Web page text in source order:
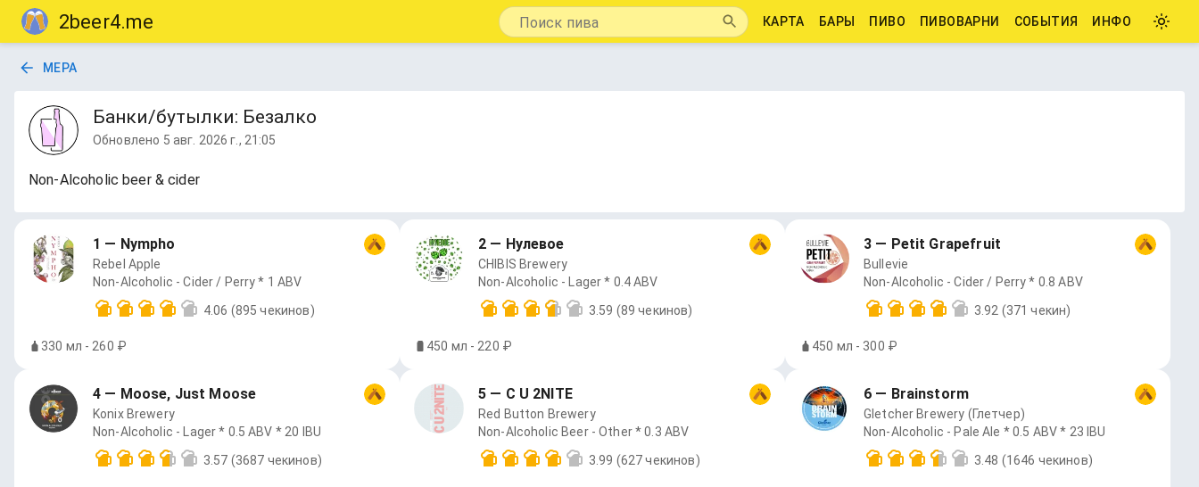
2beer4.me КАРТА БАРЫ ПИВО ПИВОВАРНИ СОБЫТИЯ ИНФО
МЕРА
Банки/бутылки: Безалко
Обновлено 5 авг. 2026 г., 21:05
Non-Alcoholic beer & cider
1 — Nympho
Rebel Apple
Non-Alcoholic - Cider / Perry * 1 ABV
4.06 (895 чекинов)
330 мл - 260 ₽
2 — Нулевое
CHIBIS Brewery
Non-Alcoholic - Lager * 0.4 ABV
3.59 (89 чекинов)
450 мл - 220 ₽
3 — Petit Grapefruit
Bullevie
Non-Alcoholic - Cider / Perry * 0.8 ABV
3.92 (371 чекин)
450 мл - 300 ₽
4 — Moose, Just Moose
Konix Brewery
Non-Alcoholic - Lager * 0.5 ABV * 20 IBU
3.57 (3687 чекинов)
5 — C U 2NITE
Red Button Brewery
Non-Alcoholic Beer - Other * 0.3 ABV
3.99 (627 чекинов)
6 — Brainstorm
Gletcher Brewery (Глетчер)
Non-Alcoholic - Pale Ale * 0.5 ABV * 23 IBU
3.48 (1646 чекинов)